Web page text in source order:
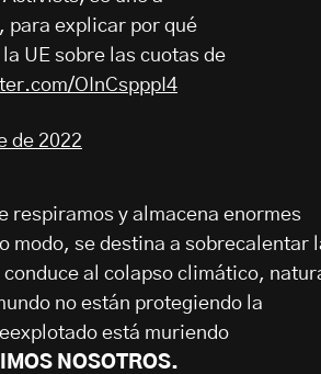
para explicar por qué
UE sobre las cuotas de
OInCspppI4
de 2022
respiramos y almacena enormes
modo, se destina a sobrecalentar
al colapso climático,
no están protegiendo la
está muriendo
NOSOTROS.